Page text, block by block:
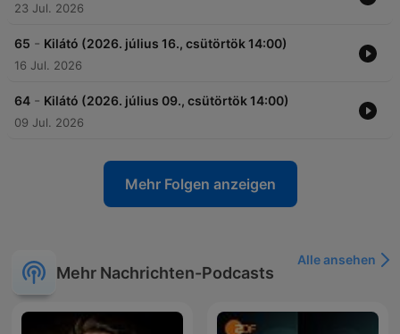
23 Jul. 2026
65 - Kilátó (2026. július 16., csütörtök 14:00)
16 Jul. 2026
64 - Kilátó (2026. július 09., csütörtök 14:00)
09 Jul. 2026
Mehr Folgen anzeigen
Mehr Nachrichten-Podcasts
Alle ansehen